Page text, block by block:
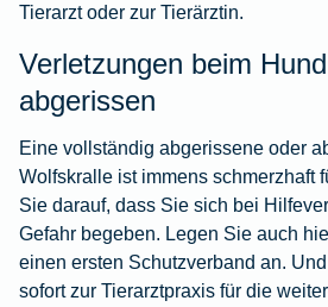
Tierarzt oder zur Tierärztin.
Verletzungen beim
abgerissen
Eine vollständig abgerissene oder
Wolfskralle ist immens schmerzhaft
Sie darauf, dass Sie sich bei
Gefahr begeben. Legen Sie auch
einen ersten Schutzverband an.
sofort zur Tierarztpraxis für die